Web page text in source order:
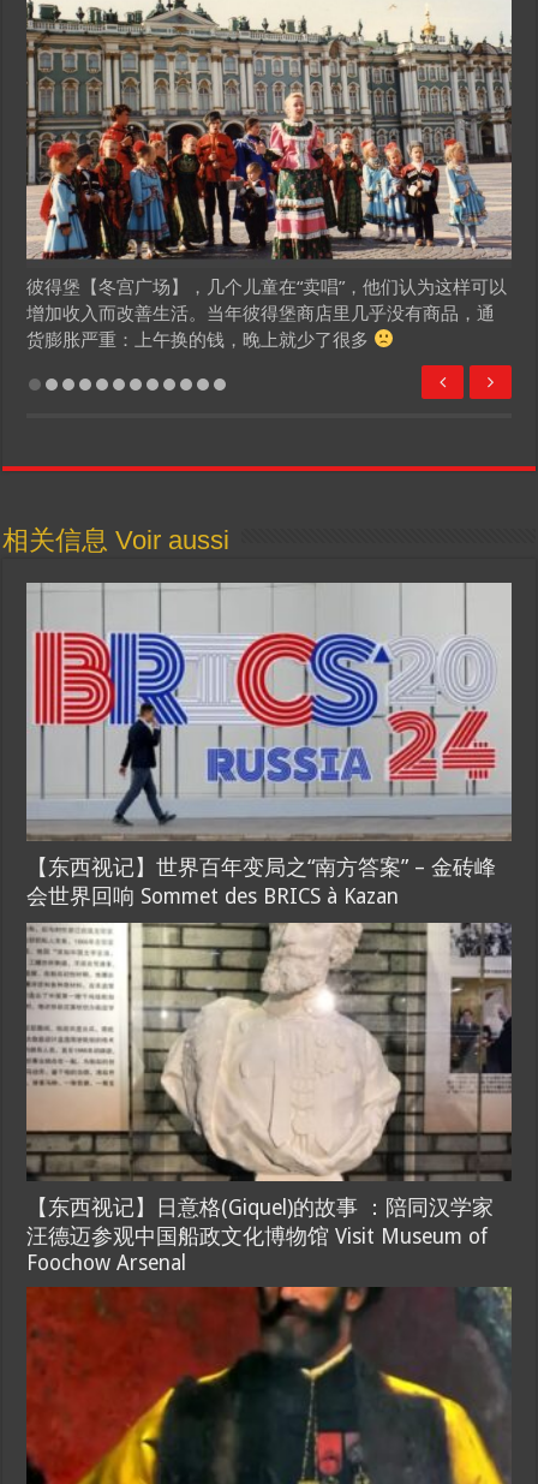
彼得堡【冬宫广场】，几个儿童在“卖唱”，他们认为这样可以
增加收入而改善生活。当年彼得堡商店里几乎没有商品，通
货膨胀严重：上午换的钱，晚上就少了很多
相关信息 Voir aussi
【东西视记】世界百年变局之“南方答案” – 金砖峰
会世界回响 Sommet des BRICS à Kazan
【东西视记】日意格(Giquel)的故事 ：陪同汉学家
汪德迈参观中国船政文化博物馆 Visit Museum of
Foochow Arsenal